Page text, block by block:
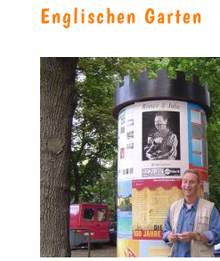
Englischen Garten